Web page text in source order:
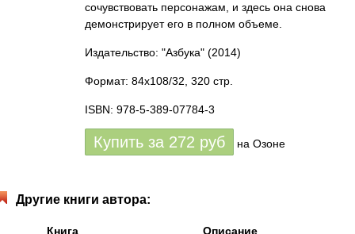
сочувствовать персонажам, и здесь она снова
демонстрирует его в полном объеме.
Издательство: "Азбука" (2014)
Формат: 84x108/32, 320 стр.
ISBN: 978-5-389-07784-3
Купить за 272 руб на Озоне
Другие книги автора:
Книга
Описание